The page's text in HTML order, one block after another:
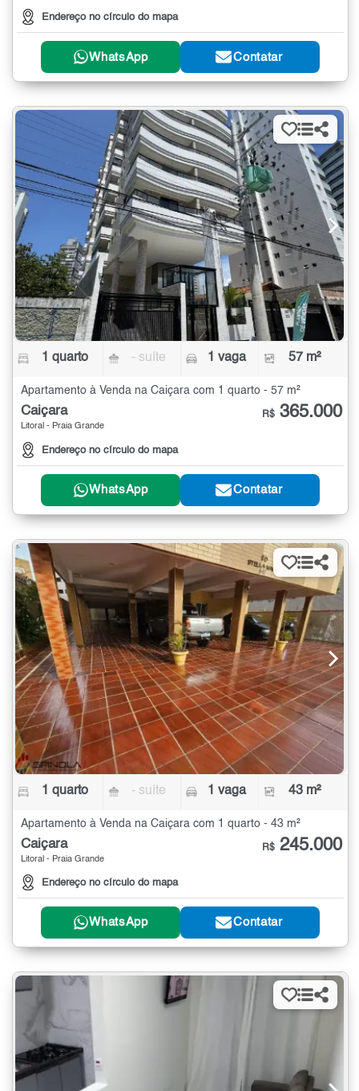
Endereço no círculo do mapa
WhatsApp Contatar
1 quarto - suíte 1 vaga 57 m²
Apartamento à Venda na Caiçara com 1 quarto - 57 m²
Caiçara
Litoral - Praia Grande
Endereço no círculo do mapa
R$ 365.000
WhatsApp Contatar
1 quarto - suíte 1 vaga 43 m²
Apartamento à Venda na Caiçara com 1 quarto - 43 m²
Caiçara
Litoral - Praia Grande
Endereço no círculo do mapa
R$ 245.000
WhatsApp Contatar